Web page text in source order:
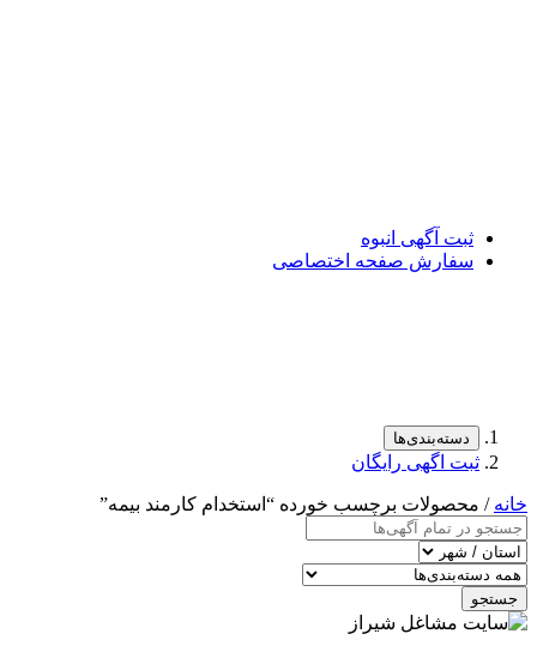
ثبت آگهی انبوه
سفارش صفحه اختصاصی
دسته‌بندی‌ها
ثبت اگهی رایگان
خانه / محصولات برچسب خورده “استخدام کارمند بیمه”
جستجو